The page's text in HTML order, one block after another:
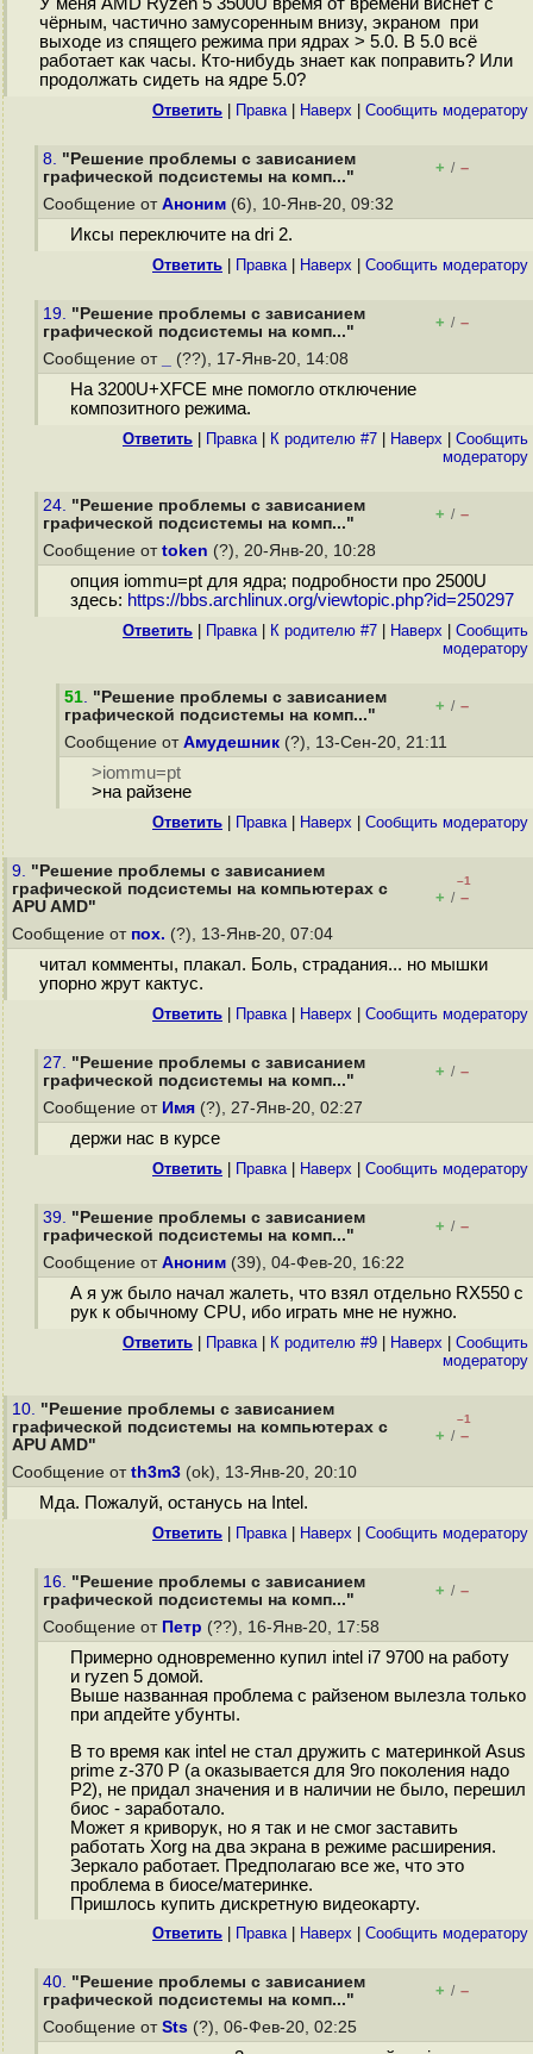
У меня AMD Ryzen 5 3500U время от времени виснет с
чёрным, частично замусоренным внизу, экраном при
выходе из спящего режима при ядрах > 5.0. В 5.0 всё
работает как часы. Кто-нибудь знает как поправить? Или
продолжать сидеть на ядре 5.0?
Ответить Правка| Наверх Cообщить модератору
8. "Решение проблемы с зависанием
графической подсистемы на комп..."
+ / –
Сообщение от Аноним (6), 10-Янв-20, 09:32
Иксы переключите на dri 2.
Ответить Правка| Наверх Cообщить модератору
19. "Решение проблемы с зависанием
графической подсистемы на комп..."
+ / –
Сообщение от (??), 17-Янв-20, 14:08
На 3200U+XFCE мне помогло отключение
композитного режима.
Ответить Правка| К родителю #7 Наверх
Cообщить
модератору
24. "Решение проблемы с зависанием
графической подсистемы на комп..."
+ / –
Сообщение от token (?), 20-Янв-20, 10:28
опция iommu=pt для ядра; подробности про 2500U
здесь: https://bbs.archlinux.org/viewtopic.php?id=250297
Ответить Правка| К родителю #7 Наверх
Cообщить
модератору
51. "Решение проблемы с зависанием
графической подсистемы на комп..."
+ / –
Сообщение от Амудешник (?), 13-Сен-20, 21:11
>iommu=pt
>на райзене
Ответить Правка| Наверх Cообщить модератору
9. "Решение проблемы с зависанием
графической подсистемы на компьютерах с
APU AMD"
–1
+ / –
Сообщение от пох. (?), 13-Янв-20, 07:04
читал комменты, плакал. Боль, страдания... но мышки
упорно жрут кактус.
Ответить Правка| Наверх Cообщить модератору
27. "Решение проблемы с зависанием
графической подсистемы на комп..."
+ / –
Сообщение от Имя (?), 27-Янв-20, 02:27
держи нас в курсе
Ответить Правка| Наверх Cообщить модератору
39. "Решение проблемы с зависанием
графической подсистемы на комп..."
+ / –
Сообщение от Аноним (39), 04-Фев-20, 16:22
А я уж было начал жалеть, что взял отдельно RX550 с
рук к обычному CPU, ибо играть мне не нужно.
Ответить Правка| К родителю #9 Наверх
Cообщить
модератору
10. "Решение проблемы с зависанием
графической подсистемы на компьютерах с
APU AMD"
–1
+ / –
Сообщение от th3m3 (ok), 13-Янв-20, 20:10
Мда. Пожалуй, останусь на Intel.
Ответить Правка| Наверх Cообщить модератору
16. "Решение проблемы с зависанием
графической подсистемы на комп..."
+ / –
Сообщение от Петр (??), 16-Янв-20, 17:58
Примерно одновременно купил intel i7 9700 на работу
и ryzen 5 домой.
Выше названная проблема с райзеном вылезла только
при апдейте убунты.
В то время как intel не стал дружить с материнкой Asus
prime z-370 P (а оказывается для 9го поколения надо
P2), не придал значения и в наличии не было, перешил
биос - заработало.
Может я криворук, но я так и не смог заставить
работать Xorg на два экрана в режиме расширения.
Зеркало работает. Предполагаю все же, что это
проблема в биосе/материнке.
Пришлось купить дискретную видеокарту.
Ответить Правка| Наверх Cообщить модератору
40. "Решение проблемы с зависанием
графической подсистемы на комп..."
+ / –
Сообщение от Sts (?), 06-Фев-20, 02:25